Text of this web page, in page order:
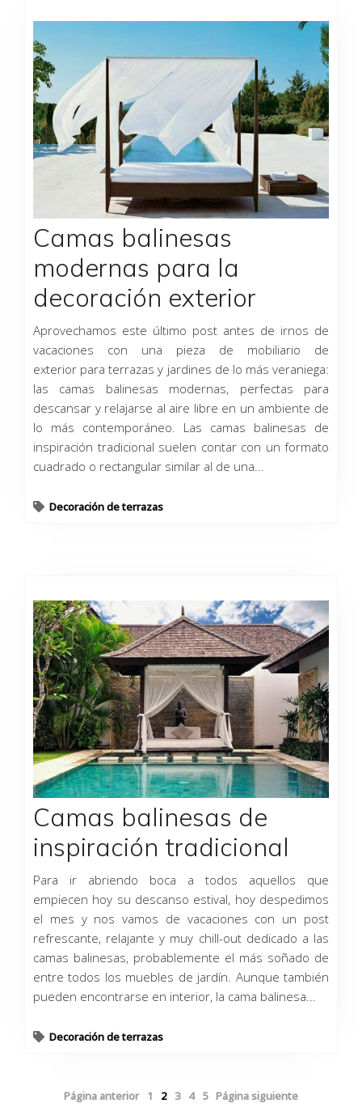
Camas balinesas
modernas para la
decoración exterior
Aprovechamos este último post antes de irnos de
vacaciones con una pieza de mobiliario de
exterior para terrazas y jardines de lo más veraniega:
las camas balinesas modernas, perfectas para
descansar y relajarse al aire libre en un ambiente de
lo más contemporáneo. Las camas balinesas de
inspiración tradicional suelen contar con un formato
cuadrado o rectangular similar al de una...
Decoración de terrazas
Camas balinesas de
inspiración tradicional
Para ir abriendo boca a todos aquellos que
empiecen hoy su descanso estival, hoy despedimos
el mes y nos vamos de vacaciones con un post
refrescante, relajante y muy chill-out dedicado a las
camas balinesas, probablemente el más soñado de
entre todos los muebles de jardín. Aunque también
pueden encontrarse en interior, la cama balinesa...
Decoración de terrazas
Página anterior 1 2 3 4 5 Página siguiente